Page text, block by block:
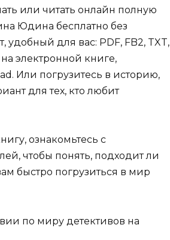
или читать онлайн полную
Юдина бесплатно без
для вас: PDF, FB2, TXT,
электронной книге,
Или погрузитесь в историю,
для тех, кто любит
ознакомьтесь с
чтобы понять, подходит ли
быстро погрузиться в мир
по миру детективов на